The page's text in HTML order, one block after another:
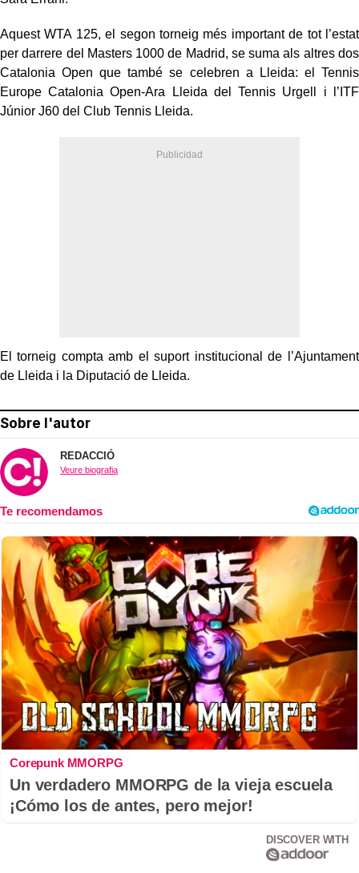
Aquest WTA 125, el segon torneig més important de tot l’estat
per darrere del Masters 1000 de Madrid, se suma als altres dos
Catalonia Open que també se celebren a Lleida: el Tennis
Europe Catalonia Open-Ara Lleida del Tennis Urgell i l’ITF
Júnior J60 del Club Tennis Lleida.
El torneig compta amb el suport institucional de l’Ajuntament
de Lleida i la Diputació de Lleida.
Sobre l'autor
REDACCIÓ
Veure biografia
Corepunk MMORPG
Un verdadero MMORPG de la vieja escuela
¡Cómo los de antes, pero mejor!
DISCOVER WITH